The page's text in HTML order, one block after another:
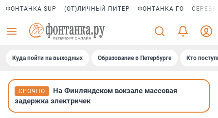
ФОНТАНКА SUP (ОТ)ЛИЧНЫЙ ПИТЕР ФОНТАНКА ГО
Куда пойти на выходных Образование в Петербурге Кто
СРОЧНО
На Финляндском вокзале массовая
задержка электричек